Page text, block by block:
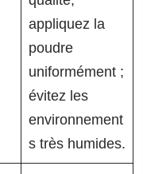
appliquez la
poudre
uniformément ;
évitez les
environnement
s très humides.